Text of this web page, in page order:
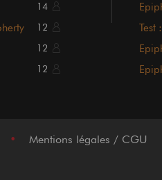
14
12
12
12
Test
• Mentions légales / CGU